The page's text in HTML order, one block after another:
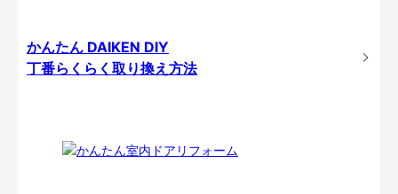
かんたん DAIKEN DIY
丁番らくらく取り換え方法